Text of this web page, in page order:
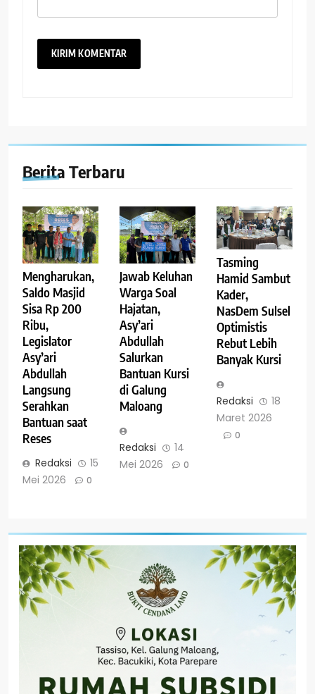
Berita Terbaru
Mengharukan,
Saldo Masjid
Sisa Rp 200
Ribu,
Legislator
Asy’ari
Abdullah
Langsung
Serahkan
Bantuan saat
Reses
Redaksi
15
Mei 2026
0
Jawab Keluhan
Warga Soal
Hajatan,
Asy’ari
Abdullah
Salurkan
Bantuan Kursi
di Galung
Maloang
Redaksi
14
Mei 2026
0
Tasming
Hamid Sambut
Kader,
NasDem Sulsel
Optimistis
Rebut Lebih
Banyak Kursi
Redaksi
18
Maret 2026
0